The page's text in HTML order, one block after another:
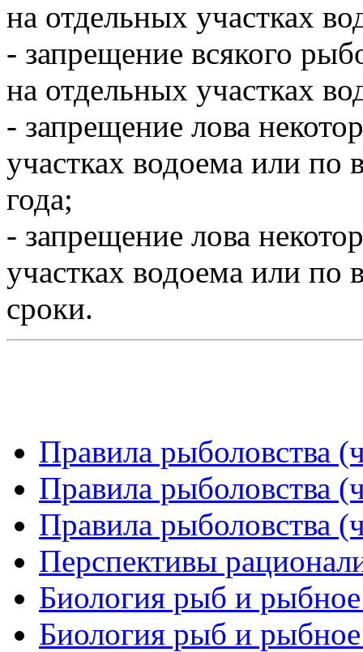
на отдельных участках
- запрещение всякого
на отдельных участках
- запрещение лова
участках водоема или по
года;
- запрещение лова
участках водоема или по
сроки.
Правила рыболовства
Правила рыболовства
Правила рыболовства
Перспективы
Биология рыб и рыбное
Биология рыб и рыбное